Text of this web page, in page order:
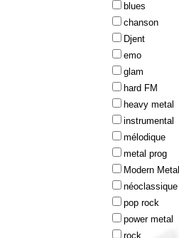
blues
chanson
Djent
emo
glam
hard FM
heavy metal
instrumental
mélodique
metal prog
Modern Metal
néoclassique
pop rock
power metal
rock